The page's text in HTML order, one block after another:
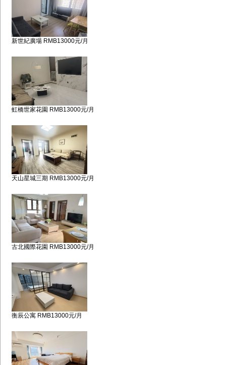
新世紀廣場 RMB13000元/月
虹橋世家花園 RMB13000元/月
天山星城三期 RMB13000元/月
古北國際花園 RMB13000元/月
衡辰公寓 RMB13000元/月